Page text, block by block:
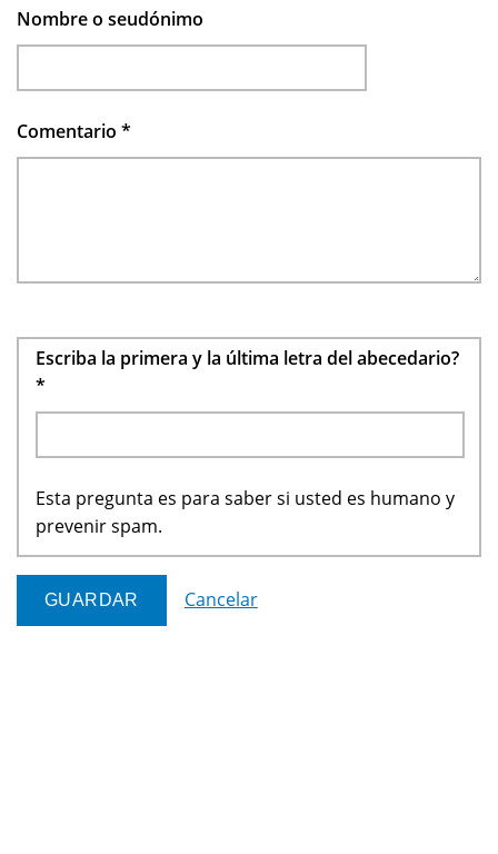
Nombre o seudónimo
Comentario *
Escriba la primera y la última letra del abecedario?
*
Esta pregunta es para saber si usted es humano y
prevenir spam.
Cancelar